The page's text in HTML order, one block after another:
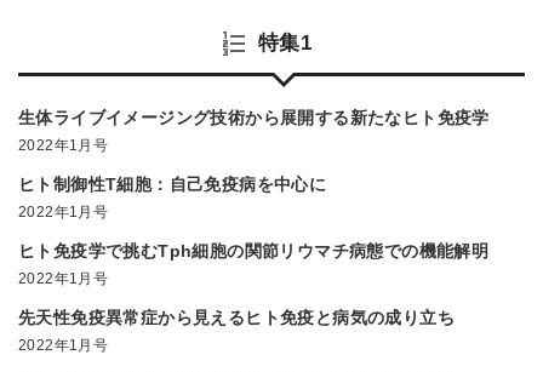
特集1
生体ライブイメージング技術から展開する新たなヒト免疫学
2022年1月号
ヒト制御性T細胞：自己免疫病を中心に
2022年1月号
ヒト免疫学で挑むTph細胞の関節リウマチ病態での機能解明
2022年1月号
先天性免疫異常症から見えるヒト免疫と病気の成り立ち
2022年1月号